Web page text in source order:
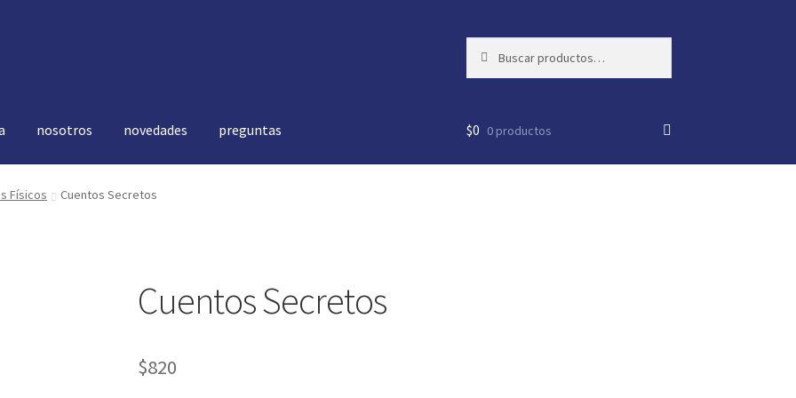
por:
nosotros novedades preguntas
preguntas
$0 0 productos
Físicos Cuentos Secretos
Cuentos Secretos
$820